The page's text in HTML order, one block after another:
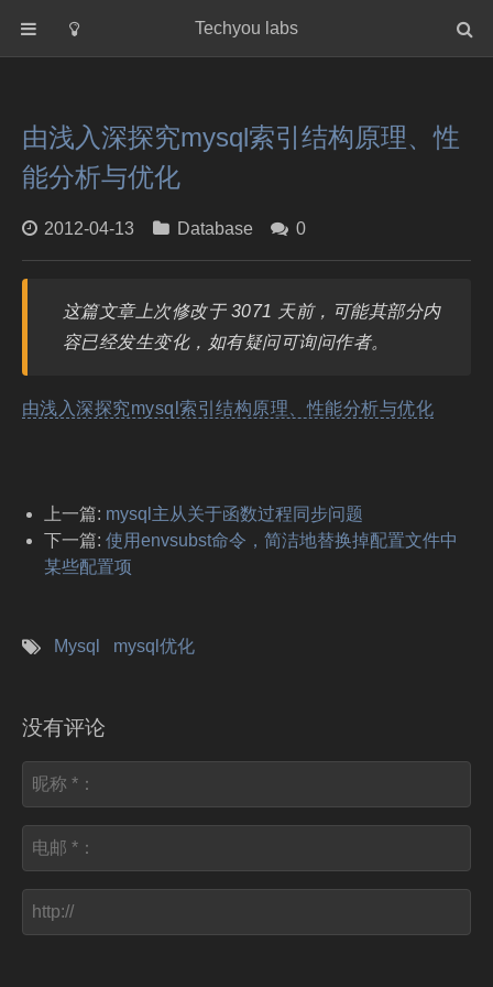
Techyou labs
Default
Linux/Unix
Database
Cloud
Security
关于作者
由浅入深探究mysql索引结构原理、性
能分析与优化
2012-04-13 Database 0
这篇文章上次修改于 3071 天前，可能其部分内
容已经发生变化，如有疑问可询问作者。
由浅入深探究mysql索引结构原理、性能分析与优化
上一篇: mysql主从关于函数过程同步问题
下一篇: 使用envsubst命令，简洁地替换掉配置文件中
某些配置项
Mysql mysql优化
没有评论